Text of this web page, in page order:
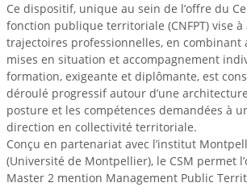
Ce dispositif, unique au sein de l’offre du
fonction publique territoriale (CNFPT) vise à
trajectoires professionnelles, en combinant
mises en situation et accompagnement
formation, exigeante et diplômante, est
déroulé progressif autour d’une
posture et les compétences demandées à
direction en collectivité territoriale.
Conçu en partenariat avec l’institut
(Université de Montpellier), le CSM permet
Master 2 mention Management Public